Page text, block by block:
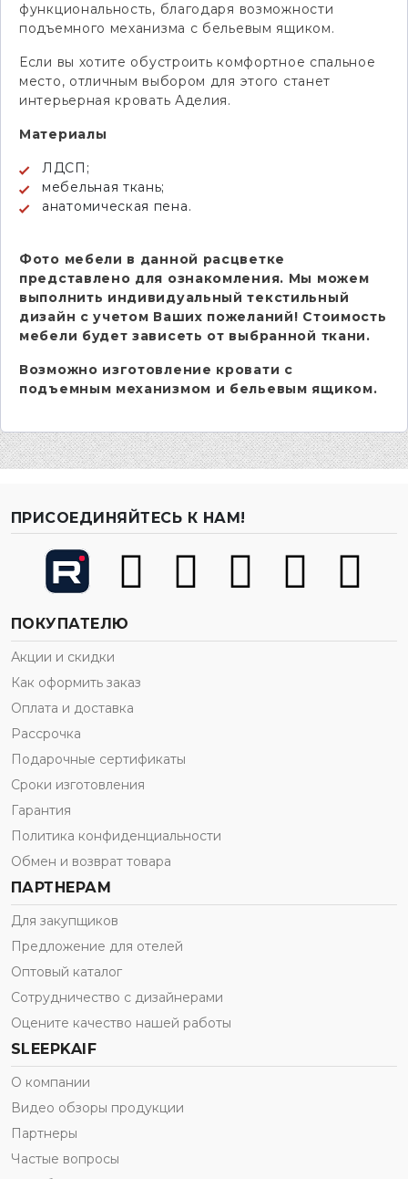
функциональность, благодаря возможности
подъемного механизма с бельевым ящиком.
Если вы хотите обустроить комфортное спальное
место, отличным выбором для этого станет
интерьерная кровать Аделия.
Материалы
ЛДСП;
мебельная ткань;
анатомическая пена.
Фото мебели в данной расцветке
представлено для ознакомления. Мы можем
выполнить индивидуальный текстильный
дизайн с учетом Ваших пожеланий! Стоимость
мебели будет зависеть от выбранной ткани.
Возможно изготовление кровати с
подъемным механизмом и бельевым ящиком.
ПРИСОЕДИНЯЙТЕСЬ К НАМ!
ПОКУПАТЕЛЮ
Акции и скидки
Как оформить заказ
Оплата и доставка
Рассрочка
Подарочные сертификаты
Сроки изготовления
Гарантия
Политика конфиденциальности
Обмен и возврат товара
ПАРТНЕРАМ
Для закупщиков
Предложение для отелей
Оптовый каталог
Сотрудничество с дизайнерами
Оцените качество нашей работы
SLEEPKAIF
О компании
Видео обзоры продукции
Партнеры
Частые вопросы